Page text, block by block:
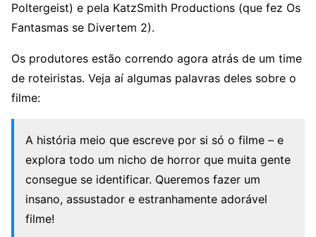
Poltergeist) e pela KatzSmith Productions (que fez Os
Fantasmas se Divertem 2).
Os produtores estão correndo agora atrás de um time
de roteiristas. Veja aí algumas palavras deles sobre o
filme:
A história meio que escreve por si só o filme – e
explora todo um nicho de horror que muita gente
consegue se identificar. Queremos fazer um
insano, assustador e estranhamente adorável
filme!